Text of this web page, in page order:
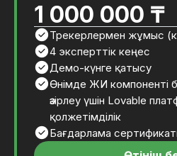
1 000 000 ₸
Трекерлермен жұмыс
4 эксперттік кеңес
Демо-күнге қатысу
Өнімде ЖИ компоненті
әзірлеу үшін Lovable
қолжетімділік
Бағдарлама